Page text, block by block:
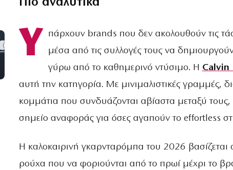
Υ
πάρχουν brands που δεν ακολουθούν τις
μέσα από τις συλλογές τους να
γύρω από το καθημερινό ντύσιμο. Η Calvin
αυτή την κατηγορία. Με μινιμαλιστικές γραμμές,
κομμάτια που συνδυάζονται αβίαστα μεταξύ τους,
σημείο αναφοράς για όσες αγαπούν το effortless
Η καλοκαιρινή γκαρνταρόμπα του 2026 βασίζεται
ρούχα που να φοριούνται από το πρωί μέχρι το